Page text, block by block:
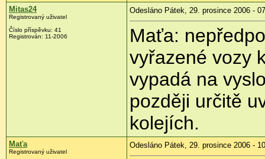
Mitas24
Registrovaný uživatel
Číslo příspěvku: 41
Registrován: 11-2006
Odesláno Pátek, 29. prosince 2006 -
Maťa:
vyřazené vozy
vypadá na
později určitě
kolejích.
Maťa
Registrovaný uživatel
Odesláno Pátek, 29. prosince 2006 -